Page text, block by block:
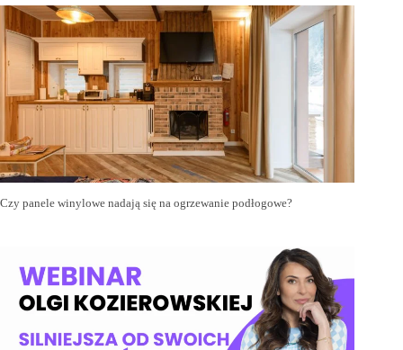
Czy panele winylowe nadają się na ogrzewanie podłogowe?